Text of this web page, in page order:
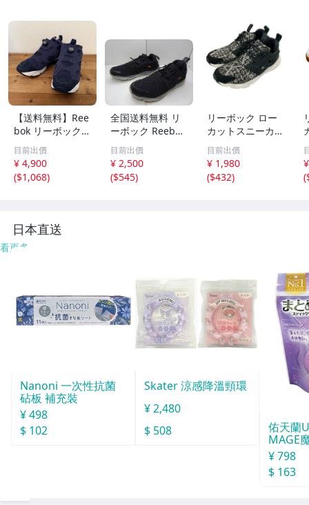
【送料無料】Ree
bok リーボック
ポンプフューリー
ネイビー 23.5cm
INSTAPUMP FUR
Y 紺
目前出價
¥ 4,900
($1,068)
全国送料無料 リ
ーボック Reebok
レディース＆キッ
ズ 黒色 メッシュ
素材 ランニング
タイプ スニーカ
目前出價
¥ 2,500
($545)
リーボック ロー
カットスニーカー
BD4461 レディー
ス SIZE 25.0 (XL)
Reebok
目前出價
¥ 1,980
($432)
(
日本直送
看更多
Nanoni 一次性抗菌
砧板 補充裝
¥ 498
$ 102
Skater 涼感降溫頸環
¥ 2,480
$ 508
佑天蘭
MAGE
型 白色
¥ 798
$ 163